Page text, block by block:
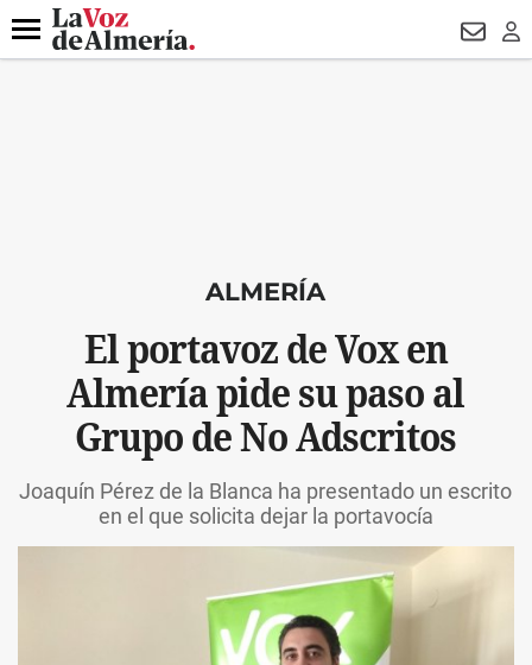
DESTACADO DRON UDA
Menú
ALMERÍA
El portavoz de Vox en
Almería pide su paso al
Grupo de No Adscritos
Joaquín Pérez de la Blanca ha presentado un escrito
en el que solicita dejar la portavocía